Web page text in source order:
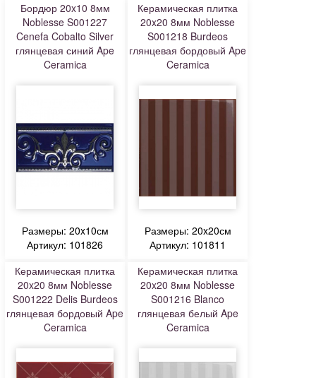
Бордюр 20x10 8мм
Noblesse S001227
Cenefa Cobalto Silver
глянцевая синий Ape
Ceramica
Размеры: 20x10см
Артикул: 101826
Керамическая плитка
20x20 8мм Noblesse
S001218 Burdeos
глянцевая бордовый Ape
Ceramica
Размеры: 20x20см
Артикул: 101811
Керамическая плитка
20x20 8мм Noblesse
S001222 Delis Burdeos
глянцевая бордовый Ape
Ceramica
Керамическая плитка
20x20 8мм Noblesse
S001216 Blanco
глянцевая белый Ape
Ceramica